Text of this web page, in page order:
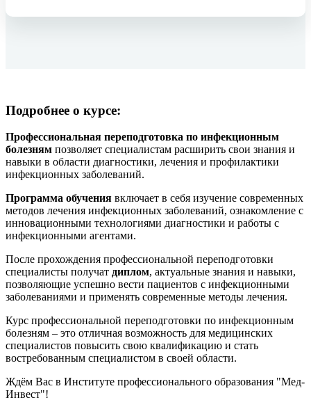
Подробнее о курсе:
Профессиональная переподготовка по инфекционным
болезням позволяет специалистам расширить свои знания и
навыки в области диагностики, лечения и профилактики
инфекционных заболеваний.
Программа обучения включает в себя изучение современных
методов лечения инфекционных заболеваний, ознакомление с
инновационными технологиями диагностики и работы с
инфекционными агентами.
После прохождения профессиональной переподготовки
специалисты получат диплом, актуальные знания и навыки,
позволяющие успешно вести пациентов с инфекционными
заболеваниями и применять современные методы лечения.
Курс профессиональной переподготовки по инфекционным
болезням – это отличная возможность для медицинских
специалистов повысить свою квалификацию и стать
востребованным специалистом в своей области.
Ждём Вас в Институте профессионального образования "Мед-
Инвест"!